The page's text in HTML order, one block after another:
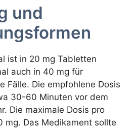
und
ist in 20 mg Tabletten
auch in 40 mg für
Fälle. Die empfohlene Dosis
30-60 Minuten vor dem
Die maximale Dosis pro
mg. Das Medikament sollte